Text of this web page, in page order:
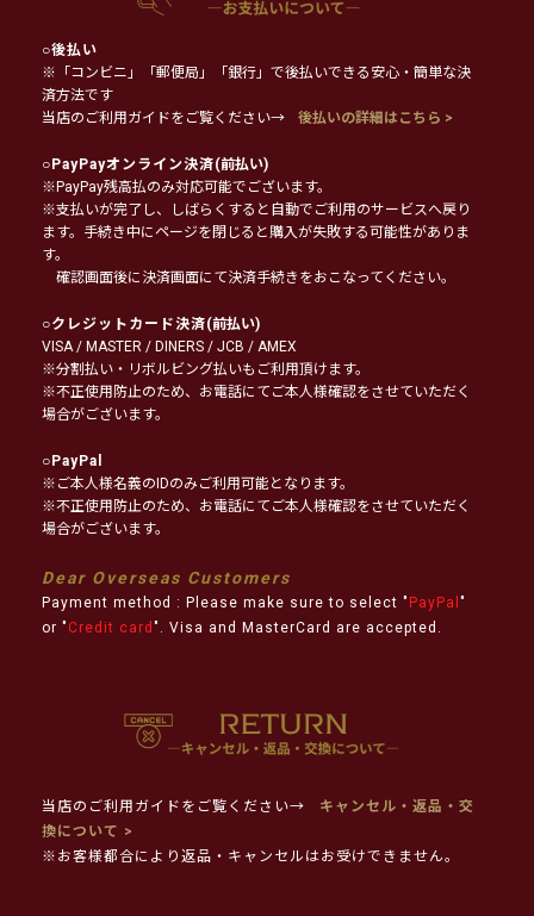
○後払い
※「コンビニ」「郵便局」「銀行」で後払いできる安心・簡単な決
済方法です
当店のご利用ガイドをご覧ください→
後払いの詳細はこちら >
○PayPayオンライン決済(前払い)
※PayPay残高払のみ対応可能でございます。
※支払いが完了し、しばらくすると自動でご利用のサービスへ戻り
ます。手続き中にページを閉じると購入が失敗する可能性がありま
す。
確認画面後に決済画面にて決済手続きをおこなってください。
○クレジットカード決済(前払い)
VISA / MASTER / DINERS / JCB / AMEX
※分割払い・リボルビング払いもご利用頂けます。
※不正使用防止のため、お電話にてご本人様確認をさせていただく
場合がございます。
○PayPal
※ご本人様名義のIDのみご利用可能となります。
※不正使用防止のため、お電話にてご本人様確認をさせていただく
場合がございます。
Dear Overseas Customers
Payment method : Please make sure to select " PayPal "
or " Credit card ". Visa and MasterCard are accepted.
当店のご利用ガイドをご覧ください→
キャンセル・返品・交
換について >
※お客様都合により返品・キャンセルはお受けできません。